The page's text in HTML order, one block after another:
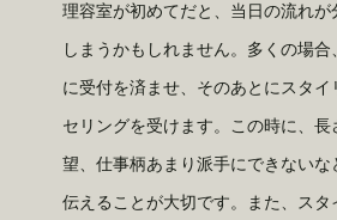
理容室が初めてだと、当日の流れが
しまうかもしれません。多くの場
に受付を済ませ、そのあとにスタイ
セリングを受けます。この時に、長
望、仕事柄あまり派手にできないな
伝えることが大切です。また、スタ